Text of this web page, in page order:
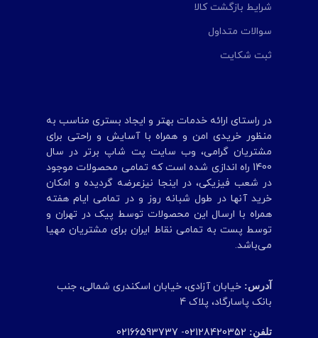
شرایط بازگشت کالا
سوالات متداول
ثبت شکایت
در راستای ارائه خدمات بهتر و ایجاد بستری مناسب به
منظور خریدی امن و همراه با آسایش و راحتی برای
مشتریان گرامی، وب سایت پت شاپ برتر در سال
1400 راه اندازی شده است که تمامی محصولات موجود
در شعب‌ فیزیکی، در اینجا نیزعرضه گردیده و امکان
خرید آنها در طول شبانه روز و در تمامی ایام هفته
همراه با ارسال این محصولات توسط پیک در تهران و
توسط پست به تمامی‌ نقاط ایران برای مشتریان مهیا
می‌باشد.
آدرس: خیابان آزادی، خیابان اسکندری شمالی، جنب
بانک پاسارگاد، پلاک 4
تلفن: 02128420352
-
02166593737